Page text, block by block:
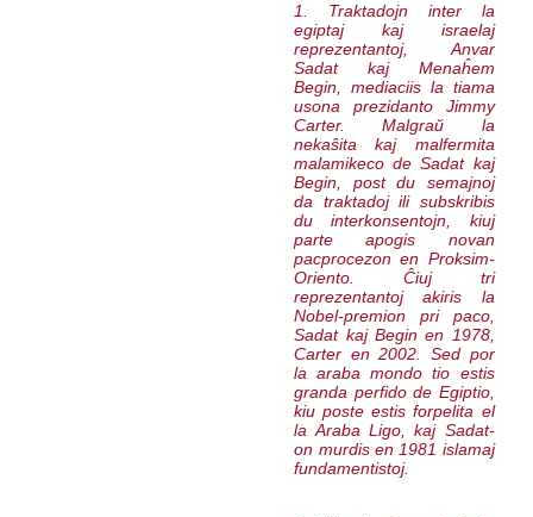
1. Traktadojn inter la
egiptaj kaj israelaj
reprezentantoj, Anvar
Sadat kaj Menaĥem
Begin, mediaciis la tiama
usona prezidanto Jimmy
Carter. Malgraŭ la
nekaŝita kaj malfermita
malamikeco de Sadat kaj
Begin, post du semajnoj
da traktadoj ili subskribis
du interkonsentojn, kiuj
parte apogis novan
pacprocezon en Proksim-
Oriento. Ĉiuj tri
reprezentantoj akiris la
Nobel-premion pri paco,
Sadat kaj Begin en 1978,
Carter en 2002. Sed por
la araba mondo tio estis
granda perfido de Egiptio,
kiu poste estis forpelita el
la Araba Ligo, kaj Sadat-
on murdis en 1981 islamaj
fundamentistoj.